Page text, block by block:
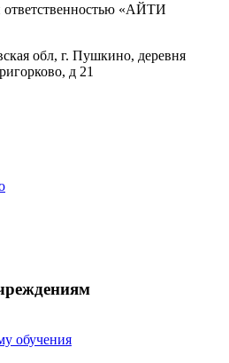
ответственностью «АЙТИ
обл, г. Пушкино, деревня
д 21
обучения